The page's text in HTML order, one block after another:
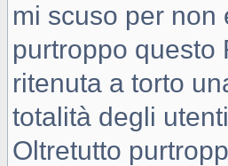
mi scuso per non
purtroppo questo
ritenuta a torto
totalità degli
Oltretutto